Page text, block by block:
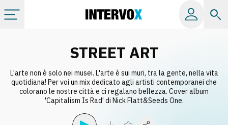
Album
STREET ART
L'arte non è solo nei musei. L'arte è sui muri, tra la gente, nella vita
quotidiana! Per voi un mix dedicato agli artisti contemporanei che
colorano le nostre città e ci regalano bellezza. Cover album
'Capitalism Is Rad' di Nick Flatt&Seeds One.